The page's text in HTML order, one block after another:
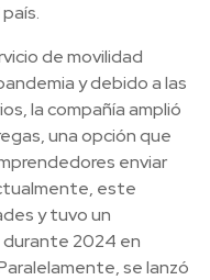
de movilidad
y debido a las
la compañía amplió
una opción que
enviar
este
y tuvo un
durante 2024 en
se lanzó